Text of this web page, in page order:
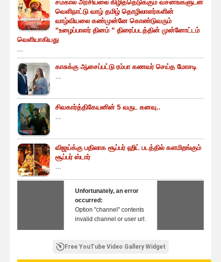
சமகால அரசியலை கிழித்தெடுக்கும் வசனங்களுடன்
வெளிநாட்டு வாழ் தமிழ் தொழிலாளர்களின்
வாழ்வியலை கண்முன்னே கொண்டுவரும்
"உழைப்பாளர் தினம் " திரைப்படத்தின் முன்னோட்டம்
வெளியாகியது
காசுக்கு ஆசைப்பட்டு ரம்பா கணவர் செய்த மோசடி
சிவகார்த்திகேயனின் 5 வருட கனவு..
விஜய்க்கு பதிலாக சூப்பர் ஹிட் படத்தில் களமிறங்கும்
சூப்பர் ஸ்டார்
Unfortunately, an error
occurred:
Option "channel" contents
invalid channel or user url.
Free YouTube Video Gallery Widget